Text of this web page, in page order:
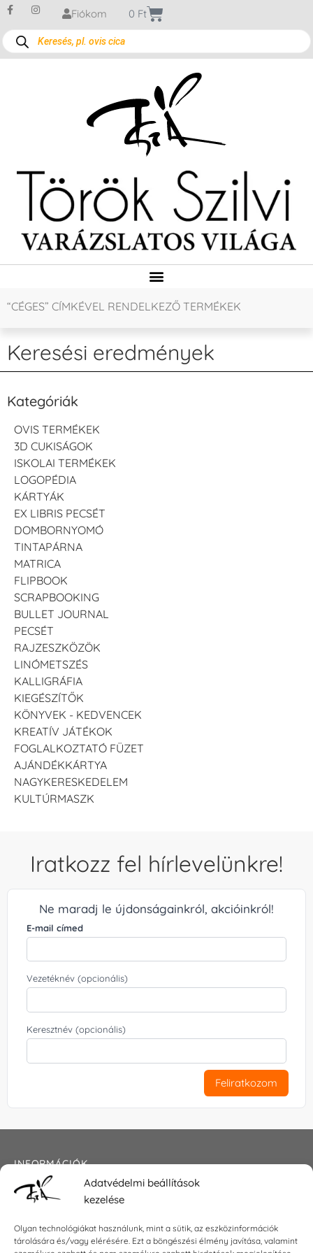
Adatvédelmi beállítások
kezelése
Olyan technológiákat használunk, mint a sütik, az eszközinformációk
tárolására és/vagy elérésére. Ezt a böngészési élmény javítása, valamint
Fiókom 0 Ft
“CÉGES” CÍMKÉVEL RENDELKEZŐ TERMÉKEK
Keresési eredmények
Kategóriák
OVIS TERMÉKEK
3D CUKISÁGOK
ISKOLAI TERMÉKEK
LOGOPÉDIA
KÁRTYÁK
EX LIBRIS PECSÉT
DOMBORNYOMÓ
TINTAPÁRNA
MATRICA
FLIPBOOK
SCRAPBOOKING
BULLET JOURNAL
PECSÉT
RAJZESZKÖZÖK
LINÓMETSZÉS
KALLIGRÁFIA
KIEGÉSZÍTŐK
KÖNYVEK - KEDVENCEK
KREATÍV JÁTÉKOK
FOGLALKOZTATÓ FÜZET
AJÁNDÉKKÁRTYA
NAGYKERESKEDELEM
KULTÚRMASZK
Iratkozz fel hírlevelünkre!
Ne maradj le újdonságainkról, akcióinkról!
E-mail címed
Vezetéknév (opcionális)
Keresztnév (opcionális)
Feliratkozom
INFORMÁCIÓK
Általános szerződési feltételek
Impresszum